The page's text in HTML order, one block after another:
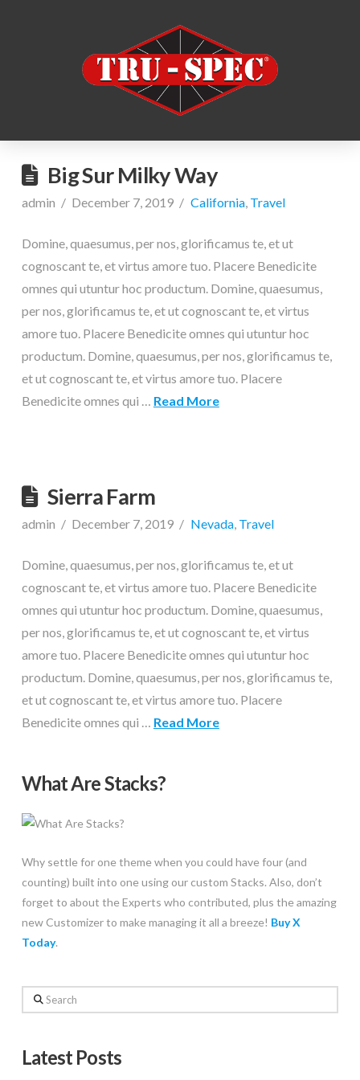
Big Sur Milky Way
admin December 7, 2019 California, Travel
Domine, quaesumus, per nos, glorificamus te, et ut
cognoscant te, et virtus amore tuo. Placere Benedicite
omnes qui utuntur hoc productum. Domine, quaesumus,
per nos, glorificamus te, et ut cognoscant te, et virtus
amore tuo. Placere Benedicite omnes qui utuntur hoc
productum. Domine, quaesumus, per nos, glorificamus te,
et ut cognoscant te, et virtus amore tuo. Placere
Benedicite omnes qui … Read More
Sierra Farm
admin December 7, 2019 Nevada, Travel
Domine, quaesumus, per nos, glorificamus te, et ut
cognoscant te, et virtus amore tuo. Placere Benedicite
omnes qui utuntur hoc productum. Domine, quaesumus,
per nos, glorificamus te, et ut cognoscant te, et virtus
amore tuo. Placere Benedicite omnes qui utuntur hoc
productum. Domine, quaesumus, per nos, glorificamus te,
et ut cognoscant te, et virtus amore tuo. Placere
Benedicite omnes qui … Read More
What Are Stacks?
Why settle for one theme when you could have four (and
counting) built into one using our custom Stacks. Also, don’t
forget to about the Experts who contributed, plus the amazing
new Customizer to make managing it all a breeze! Buy X
Today.
Search
Latest Posts